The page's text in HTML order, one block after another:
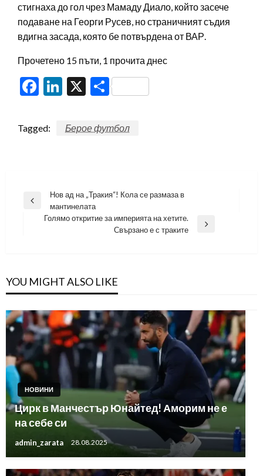
стигнаха до гол чрез Мамаду Диало, който засече
подаване на Георги Русев, но страничният съдия
вдигна засада, която бе потвърдена от ВАР.
Прочетено 15 пъти, 1 прочита днес
Facebook
LinkedIn
X Share
Tagged: Берое футбол
Навигация
Previous
Нов ад на „Тракия“! Кола се размаза в
мантинелата
Голямо откритие за империята на хетите.
Свързано е с траките
YOU MIGHT ALSO LIKE
НОВИНИ
Цирк в Манчестър Юнайтед! Аморим не е
на себе си
admin_zarata 28.08.2025